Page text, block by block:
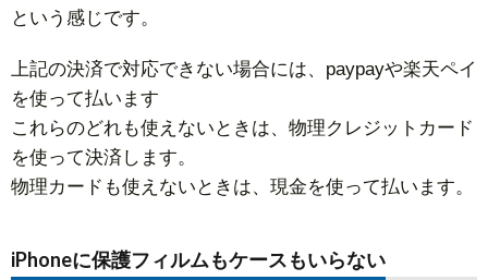
という感じです。
上記の決済で対応できない場合には、paypayや楽天ペイ
を使って払います
これらのどれも使えないときは、物理クレジットカード
を使って決済します。
物理カードも使えないときは、現金を使って払います。
iPhoneに保護フィルムもケースもいらない